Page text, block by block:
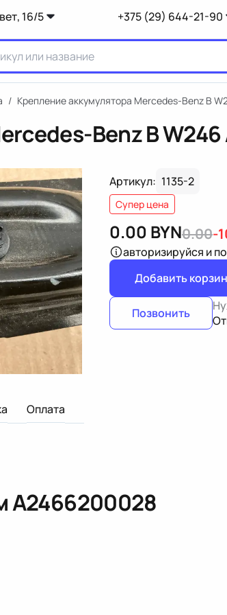
16/5 +375 (29) 644-21-90
/ Крепление аккумулятора Mercedes-Benz B
Benz B W246
Артикул: 1135-2
Супер цена
0.00 BYN0.00-
авторизируйся и
Добавить
Позвонить
Оплата
A2466200028